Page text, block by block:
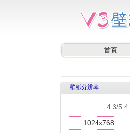
首頁
壁紙分辨率
4:3/5:4
1024x768